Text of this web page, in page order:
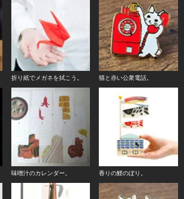
折り紙でメガネを拭こう。 猫と赤い公衆電話。
味噌汁のカレンダー。 香りの鯉のぼり。